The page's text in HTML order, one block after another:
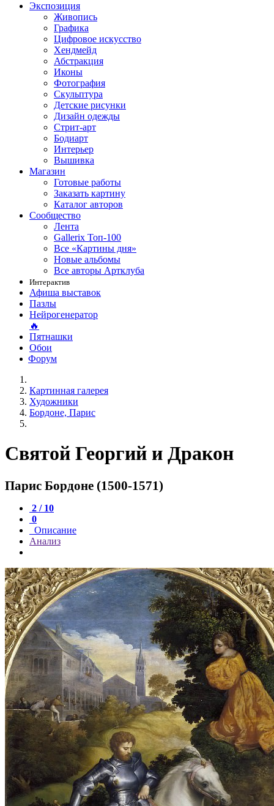
Экспозиция
Живопись
Графика
Цифровое искусство
Хендмейд
Абстракция
Иконы
Фотография
Скульптура
Детские рисунки
Дизайн одежды
Стрит-арт
Бодиарт
Интерьер
Вышивка
Магазин
Готовые работы
Заказать картину
Каталог авторов
Сообщество
Лента
Gallerix Топ-100
Все «Картины дня»
Новые альбомы
Все авторы Артклуба
Интерактив
Афиша выставок
Пазлы
Нейрогенератор
🔥
Пятнашки
Обои
Форум
Картинная галерея
Художники
Бордоне, Парис
Святой Георгий и Дракон
Парис Бордоне (1500-1571)
2 / 10
0
Описание
Анализ